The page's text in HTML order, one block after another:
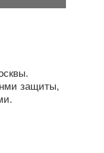
защиты,